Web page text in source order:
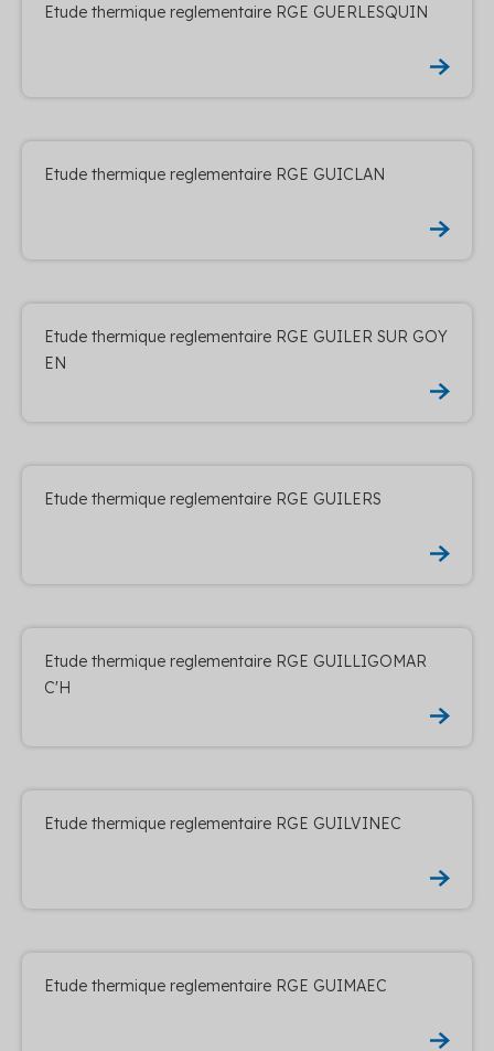
Etude thermique reglementaire RGE GUERLESQUIN
Etude thermique reglementaire RGE GUICLAN
Etude thermique reglementaire RGE GUILER SUR GOY
EN
Etude thermique reglementaire RGE GUILERS
Etude thermique reglementaire RGE GUILLIGOMAR
C'H
Etude thermique reglementaire RGE GUILVINEC
Etude thermique reglementaire RGE GUIMAEC